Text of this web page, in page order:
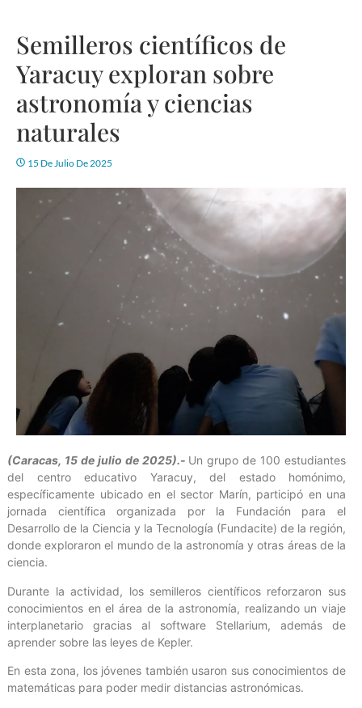
Semilleros científicos de
Yaracuy exploran sobre
astronomía y ciencias
naturales
15 De Julio De 2025
(Caracas, 15 de julio de 2025).- Un grupo de 100 estudiantes
del centro educativo Yaracuy, del estado homónimo,
específicamente ubicado en el sector Marín, participó en una
jornada científica organizada por la Fundación para el
Desarrollo de la Ciencia y la Tecnología (Fundacite) de la región,
donde exploraron el mundo de la astronomía y otras áreas de la
ciencia.
Durante la actividad, los semilleros científicos reforzaron sus
conocimientos en el área de la astronomía, realizando un viaje
interplanetario gracias al software Stellarium, además de
aprender sobre las leyes de Kepler.
En esta zona, los jóvenes también usaron sus conocimientos de
matemáticas para poder medir distancias astronómicas.